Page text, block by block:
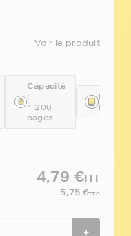
Voir le produit
Capacité
:
1 200
pages
4,79 €HT
5,75 €TTC
+